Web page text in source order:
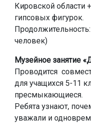
Кировской области
гипсовых фигурок.
человек)
Музейное занятие
Проводится
для учащихся 5-11
пресмыкающиеся.
Ребята узнают,
уважали и